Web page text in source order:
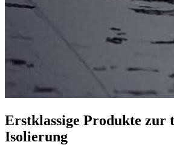
Erstklassige Produkte zur
Isolierung